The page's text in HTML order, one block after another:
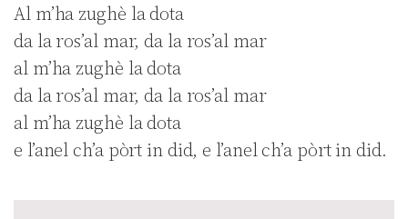
Al m’ha zughè la dota
da la ros’al mar, da la ros’al mar
al m’ha zughè la dota
da la ros’al mar, da la ros’al mar
al m’ha zughè la dota
e l’anel ch’a pòrt in did, e l’anel ch’a pòrt in did.